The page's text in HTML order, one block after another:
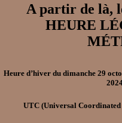
A partir de là,
HEURE
Heure d’hiver du dimanche 29
UTC (Universal